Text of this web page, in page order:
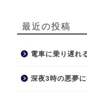
最近の投稿
電車に乗り遅れ
深夜3時の悪夢